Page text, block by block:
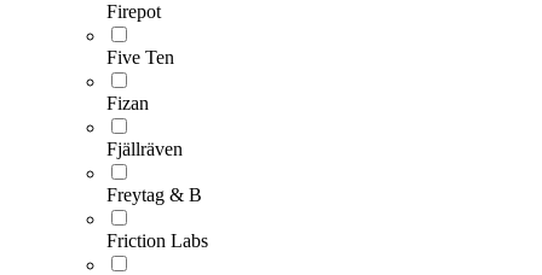
Firepot
Five Ten
Fizan
Fjällräven
Freytag & B
Friction Labs